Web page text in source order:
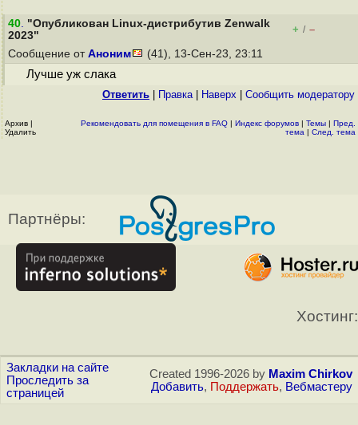
40. "Опубликован Linux-дистрибутив Zenwalk
2023"
+ / –
Сообщение от Аноним (41), 13-Сен-23, 23:11
Лучше уж слака
Ответить Правка| Наверх Cообщить модератору
Архив |
Удалить
Рекомендовать для помещения в FAQ | Индекс форумов | Темы | Пред.
тема | След. тема
Партнёры:
Хостинг:
Закладки на сайте
Проследить за
страницей
Created 1996-2026 by Maxim Chirkov
Добавить, Поддержать, Вебмастеру